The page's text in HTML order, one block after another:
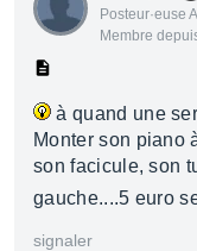
Posteur·euse
Membre
à quand une
Monter son piano
son facicule, son
gauche....5 euro
signaler